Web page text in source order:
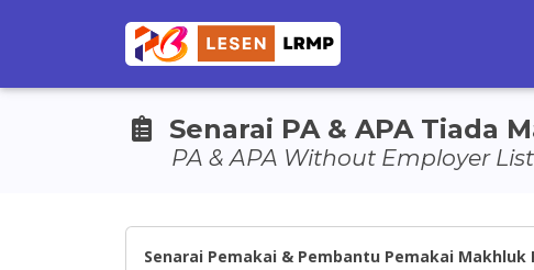
Senarai PA & APA Tiada
PA & APA Without Employer List
Senarai Pemakai & Pembantu Pemakai